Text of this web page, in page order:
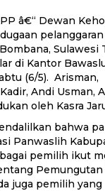
â€“ Dewan
Sulawesi
di Kantor
(6/5). Arisman,
Andi Usman,
oleh Kasra
bahwa
Panwaslih
pemilih ikut
juga pemilih yang